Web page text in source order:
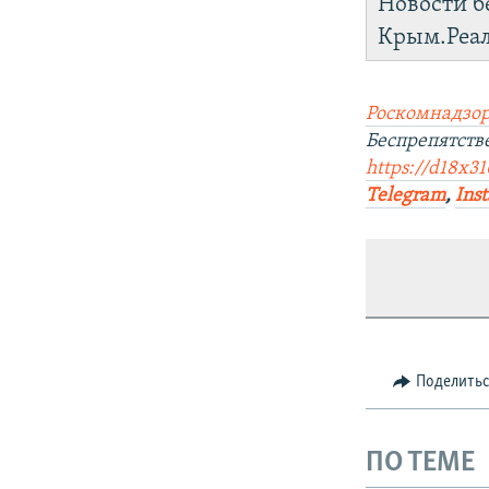
Новости
https://
Telegram,
ПО ТЕМЕ